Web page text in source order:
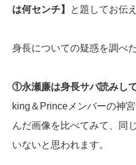
は何センチ】
と題してお伝
身長についての疑惑を調べ
①永瀬廉は身長サバ読みし
king＆Princeメンバーの神
んだ画像を比べてみて、同
いないと思われます。